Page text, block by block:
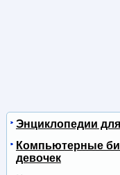
Энциклопедии
Компьютерные
девочек